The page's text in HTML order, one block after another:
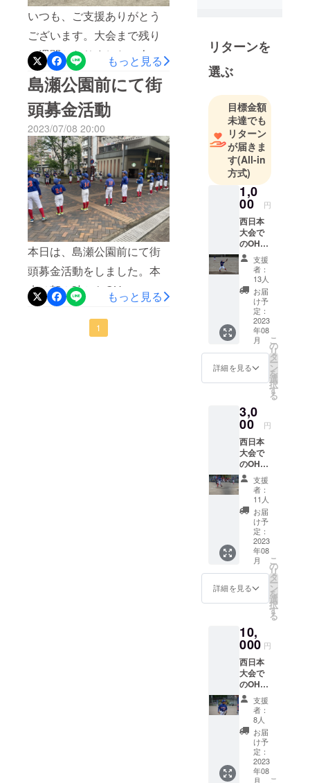
いつも、ご支援ありがとう
ございます。大会まで残り
１週間となりました！今日
は天気も回復したので、練
習することができました。
久しぶりの合同練習でした
が、湿度が高く暑い中でし
たが、バッティング練習や
試合形式での練習をしまし
た。練習でたくさん失敗を
して、試合で笑えるように
頑張って欲しいですね。来
週はいよいよ宮崎での大会
です。残された期間を精一
杯練習したいと思います！
もっと見る
島瀬公園前にて街
頭募金活動
2023/07/08 20:00
本日は、島瀬公園前にて街
頭募金活動をしました。本
来は朝８時からOHフレンズ
の練習の予定だったのです
が、残念ながら雨が降り中
もっと見る
1
リターンを
選ぶ
目標金額
未達でも
リターン
が届きま
す(All-in
方式)
1,0
00 円
西日本
大会で
のOHフ
レンズ
の各試
合結果
を、
メール
でPDF
データ
とし
て、感
謝の気
持ちを
込め
て、ご
ます。
ご報告
は８月
中旬に
メール
にて行
いま
す。
メール
アドレ
スをお
知らせ
くださ
いま
せ。 ※
大会の
結果報
に１試
合分の
結果を
まとめ
たレ
ポート
１枚（A
４サイ
ズ） ※
トーナ
メント
のた
め、試
合数分
支援
者：
13人
お届
け予
定：
2023
年08
月
詳細を見る
こ
の
リ
タ
ー
ン
を
選
択
す
る
3,0
00 円
西日本
大会で
のOHフ
レンズ
の各試
合結果
を、
メール
でPDF
データ
とし
て、試
合の状
況がわ
かる写
真付き
謝の気
持ちを
込め
て、ご
報告し
ます。
ご報告
は８月
中旬に
メール
にて行
いま
す。
メール
支援
者：
11人
お届
け予
定：
2023
年08
月
詳細を見る
こ
の
リ
タ
ー
ン
を
選
択
す
る
10,
000 円
西日本
大会で
のOHフ
レンズ
の各試
合結果
を、
メール
でPDF
データ
とし
支援
者：
8人
お届
け予
定：
2023
年08
月